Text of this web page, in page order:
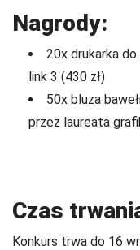
Nagrody:
20x drukarka
link 3 (430 zł)
50x bluza
przez laureata
Czas
Konkurs trwa do 16